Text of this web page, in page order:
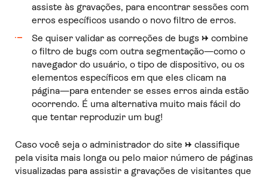
assiste às gravações, para encontrar sessões com
erros específicos usando o novo filtro de erros.
Se quiser validar as correções de bugs → combine
o filtro de bugs com outra segmentação—como o
navegador do usuário, o tipo de dispositivo, ou os
elementos específicos em que eles clicam na
página—para entender se esses erros ainda estão
ocorrendo. É uma alternativa muito mais fácil do
que tentar reproduzir um bug!
Caso você seja o administrador do site → classifique
pela visita mais longa ou pelo maior número de páginas
visualizadas para assistir a gravações de visitantes que